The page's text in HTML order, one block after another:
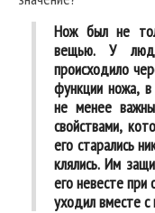
Нож был не
вещью. У
происходило
функции ножа,
не менее
свойствами,
его старались
клялись. Им
его невесте при
уходил вместе с